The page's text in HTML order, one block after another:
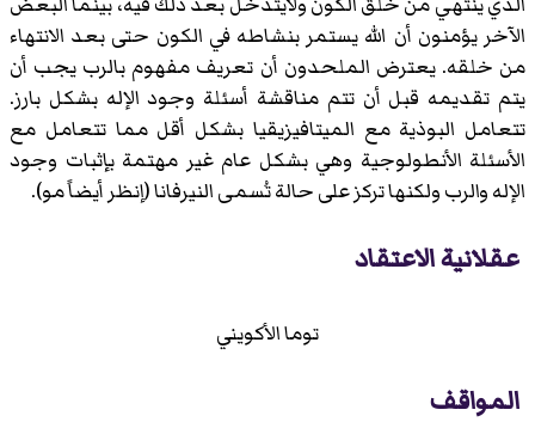
الآخر يؤمنون أن الله يستمر بنشاطه في الكون حتى بعد الانتهاء
من خلقه. يعترض الملحدون أن تعريف مفهوم بالرب يجب أن
يتم تقديمه قبل أن تتم مناقشة أسئلة وجود الإله بشكل بارز.
تتعامل البوذية مع الميتافيزيقيا بشكل أقل مما تتعامل مع
الأسئلة الأنطولوجية وهي بشكل عام غير مهتمة بإثبات وجود
الإله والرب ولكنها تركز على حالة تُسمى النيرفانا (إنظر أيضاً مو).
عقلانية الاعتقاد
توما الأكويني
المواقف